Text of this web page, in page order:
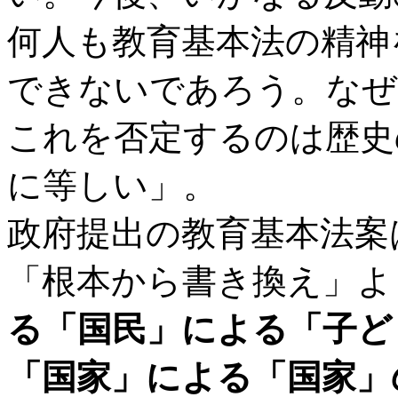
何人も教育基本法の精
できないであろう。な
これを否定するのは歴
に等しい」。
政府提出の教育基本法
「根本から書き換え」
る「国民」による「子
「国家」による「国家